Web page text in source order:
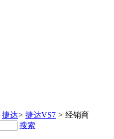
捷达> 捷达VS7 > 经销商
搜索